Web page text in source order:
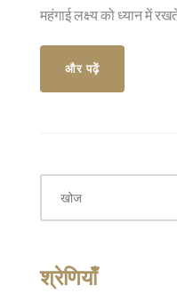
महंगाई लक्ष्य को ध्यान में
जोखिम को देखते हुए
और पढ़ें
श्रेणियाँ